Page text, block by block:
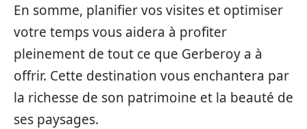
En somme, planifier vos visites et optimiser
votre temps vous aidera à profiter
pleinement de tout ce que Gerberoy a à
offrir. Cette destination vous enchantera par
la richesse de son patrimoine et la beauté de
ses paysages.